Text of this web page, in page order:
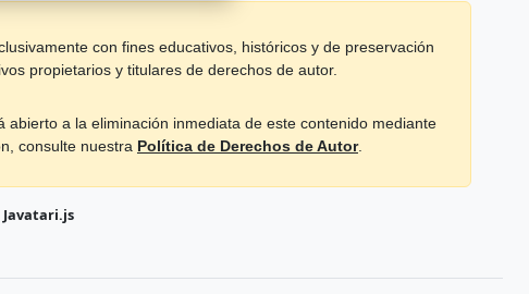
con fines educativos, históricos y de preservación
propietarios y titulares de derechos de autor.
a la eliminación inmediata de este contenido mediante
consulte nuestra Política de Derechos de Autor.
Javatari.js